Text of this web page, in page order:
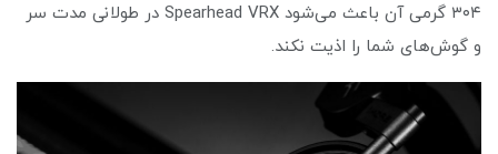
۳۰۴ گرمی آن باعث می‌شود Spearhead VRX در طولانی مدت سر
و گوش‌های شما را اذیت نکند.